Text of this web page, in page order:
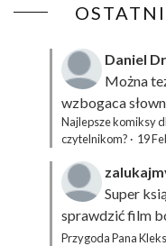
Daniel
Można
wzbogaca
Najlepsze komiksy
czytelnikom? · 19
Super
sprawdzić film
Przygoda Pana